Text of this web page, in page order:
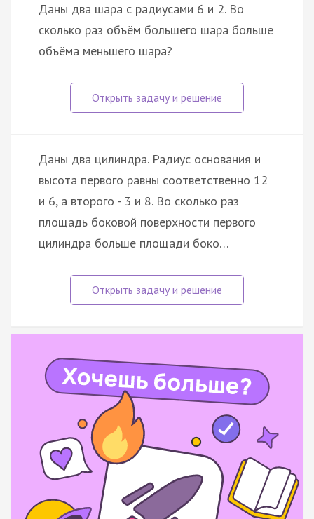
Даны два шара с радиусами 6 и 2. Во
сколько раз объём большего шара больше
объёма меньшего шара?
Даны два цилиндра. Радиус основания и
высота первого равны соответственно 12
и 6, а второго - 3 и 8. Во сколько раз
площадь боковой поверхности первого
цилиндра больше площади боко…